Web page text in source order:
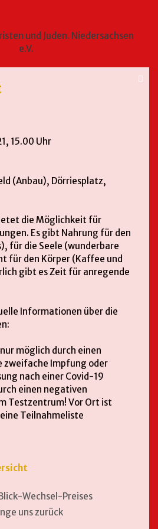
15.00 Uhr
(Anbau), Dörriesplatz,
die Möglichkeit für
Es gibt Nahrung für den
für die Seele (wunderbare
für den Körper (Kaffee und
gibt es Zeit für anregende
Informationen über die
möglich durch einen
zweifache Impfung oder
nach einer Covid-19
einen negativen
Testzentrum! Vor Ort ist
Teilnahmeliste
Wechsel-Preises
uns zurück